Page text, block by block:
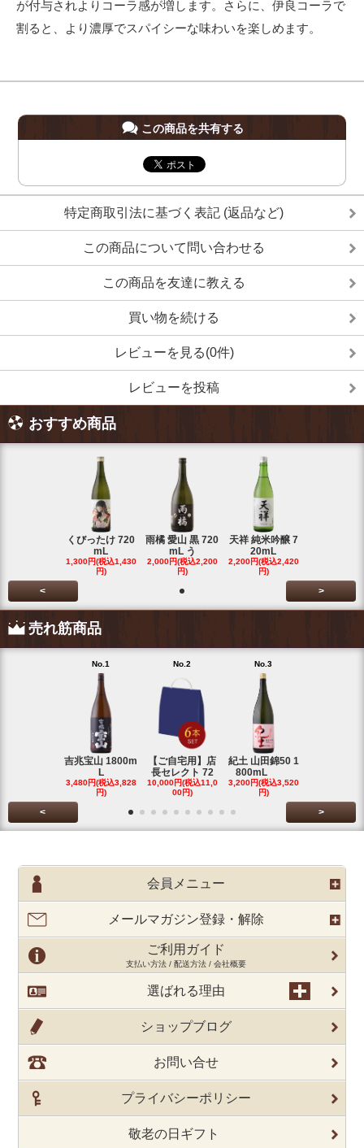
が付与されよりコーラ感が増します。さらに、伊良コーラで
割ると、より濃厚でスパイシーな味わいを楽しめます。
この商品を共有する
特定商取引法に基づく表記 (返品など)
この商品について問い合わせる
この商品を友達に教える
買い物を続ける
レビューを見る(0件)
レビューを投稿
おすすめ商品
くびったけ 720
mL
1,300円(税込1,430
円)
雨橘 愛山 黒 720
mL う
2,000円(税込2,200
円)
天祥 純米吟醸 7
20mL
2,200円(税込2,420
円)
< >
売れ筋商品
No.1
吉兆宝山 1800m
L
3,480円(税込3,828
円)
No.2
【ご自宅用】店
長セレクト 72
10,000円(税込11,0
00円)
No.3
紀土 山田錦50 1
800mL
3,200円(税込3,520
円)
< >
会員メニュー
メールマガジン登録・解除
ご利用ガイド
支払い方法 / 配送方法 / 会社概要
選ばれる理由
ショップブログ
お問い合せ
プライバシーポリシー
敬老の日ギフト